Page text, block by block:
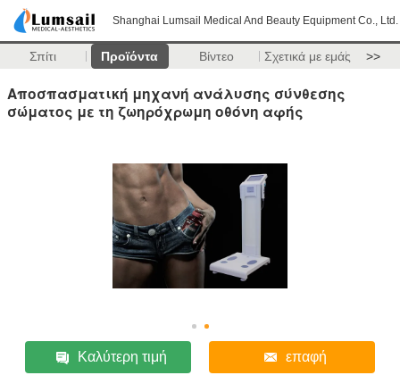
Shanghai Lumsail Medical And Beauty Equipment Co., Ltd.
Σπίτι Προϊόντα Βίντεο Σχετικά με εμάς >>
Αποσπασματική μηχανή ανάλυσης σύνθεσης
σώματος με τη ζωηρόχρωμη οθόνη αφής
Καλύτερη τιμή επαφή